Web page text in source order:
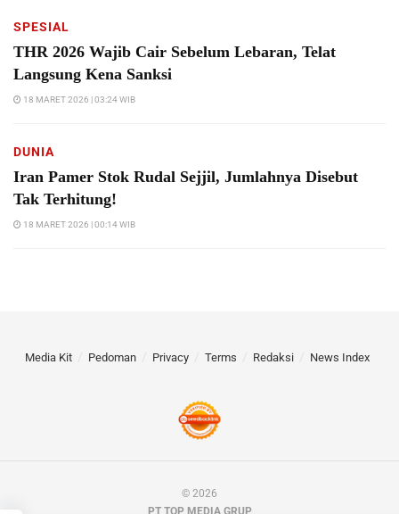
SPESIAL
THR 2026 Wajib Cair Sebelum Lebaran, Telat
Langsung Kena Sanksi
18 MARET 2026 | 03:24 WIB
DUNIA
Iran Pamer Stok Rudal Sejjil, Jumlahnya Disebut
Tak Terhitung!
18 MARET 2026 | 00:14 WIB
Media Kit Pedoman Privacy Terms Redaksi News Index
© 2026
PT TOP MEDIA GRUP